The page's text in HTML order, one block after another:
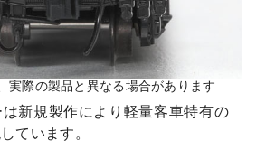
実際の製品と異なる場合があります
新規製作により軽量客車特有の
ています。